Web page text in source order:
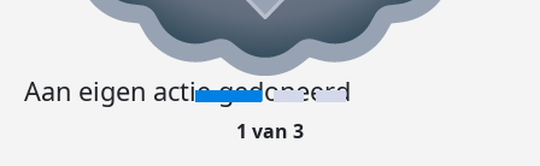
Aan eigen actie gedoneerd
1 van 3